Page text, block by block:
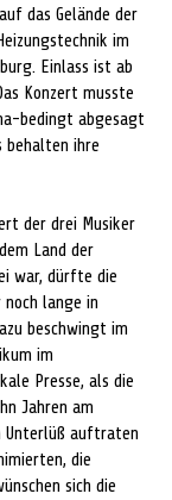
das Gelände der
im
Einlass ist ab
Konzert musste
bedingt abgesagt
behalten ihre
der drei Musiker
Land der
war, dürfte die
lange in
beschwingt im
im
Presse, als die
Jahren am
Unterlüß auftraten
die
sich die